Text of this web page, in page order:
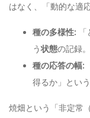
はなく、「動的な適
種の多様性:
う状態の記録。
種の応答の幅:
得るか」という
焼畑という「非定常